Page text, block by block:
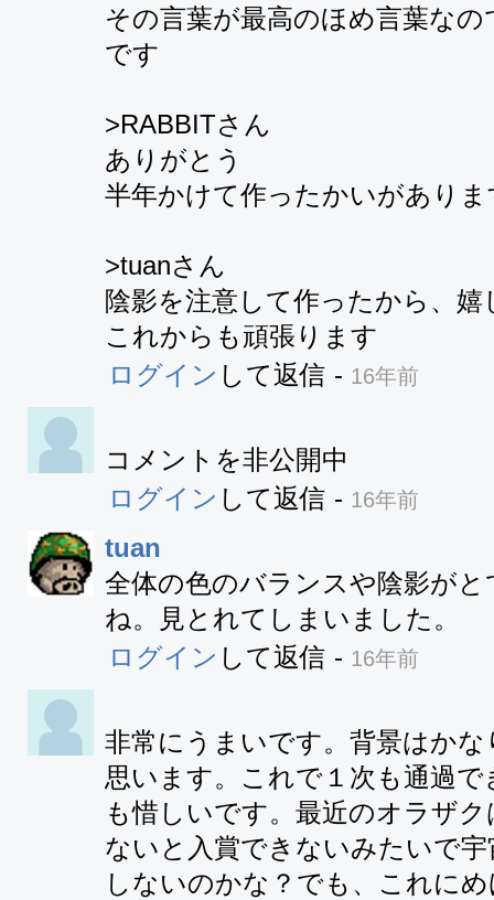
その言葉が最高のほめ言葉なの
です
>RABBITさん
ありがとう
半年かけて作ったかいがありま
>tuanさん
陰影を注意して作ったから、嬉
これからも頑張ります
ログイン して返信 - 16年前
コメントを非公開中
ログイン して返信 - 16年前
tuan
全体の色のバランスや陰影が
ね。見とれてしまいました。
ログイン して返信 - 16年前
非常にうまいです。背景はか
思います。これで１次も通過
も惜しいです。最近のオラザ
ないと入賞できないみたいで
しないのかな？でも、これに